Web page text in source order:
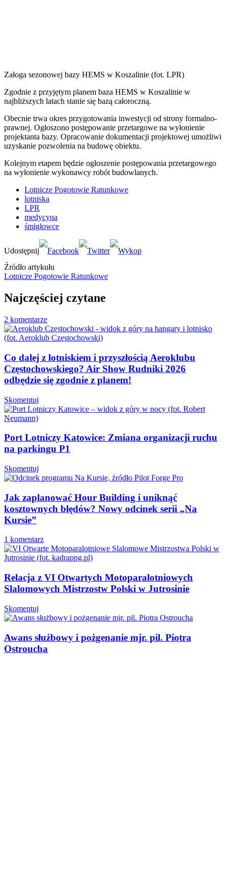
Załoga sezonowej bazy HEMS w Koszalinie (fot. LPR)
Zgodnie z przyjętym planem baza HEMS w Koszalinie w
najbliższych latach stanie się bazą całoroczną.
Obecnie trwa okres przygotowania inwestycji od strony formalno-
prawnej. Ogłoszono postępowanie przetargowe na wyłonienie
projektanta bazy. Opracowanie dokumentacji projektowej umożliwi
uzyskanie pozwolenia na budowę obiektu.
Kolejnym etapem będzie ogłoszenie postępowania przetargowego
na wyłonienie wykonawcy robót budowlanych.
Lotnicze Pogotowie Ratunkowe
lotniska
LPR
medycyna
śmigłowce
Źródło artykułu
Lotnicze Pogotowie Ratunkowe
Najczęściej czytane
2 komentarze
Co dalej z lotniskiem i przyszłością Aeroklubu
Częstochowskiego? Air Show Rudniki 2026
odbędzie się zgodnie z planem!
Skomentuj
Port Lotniczy Katowice: Zmiana organizacji ruchu
na parkingu P1
Skomentuj
Jak zaplanować Hour Building i uniknąć
kosztownych błędów? Nowy odcinek serii „Na
Kursie”
1 komentarz
Relacja z VI Otwartych Motoparalotniowych
Slalomowych Mistrzostw Polski w Jutrosinie
Skomentuj
Awans służbowy i pożgenanie mjr. pil. Piotra
Ostroucha